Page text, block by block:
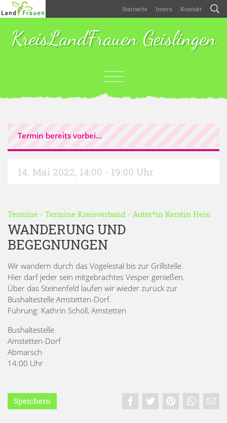
Startseite Intern Kontakt
KreisLandFrauen Geislingen
Termin bereits vorbei...
14. Mai 2022, 14:00 - 19:00 Uhr
Termine - Termine Kreisverband - Autor*in Kerstin Hein
WANDERUNG UND
BEGEGNUNGEN
Wir wandern durch das Vögelestal bis zur Grillstelle.
Hier darf jeder sein mitgebrachtes Vesper genießen.
Über das Steinenfeld laufen wir wieder zurück zur
Bushaltestelle Amstetten-Dorf.
Führung: Kathrin Schöll, Amstetten
Bushaltestelle
Amstetten-Dorf
Abmarsch
14:00 Uhr
Speichern